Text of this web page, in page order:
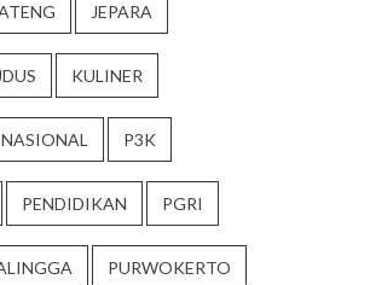
JEPARA
KULINER
NASIONAL P3K
PENDIDIKAN PGRI
PURWOKERTO